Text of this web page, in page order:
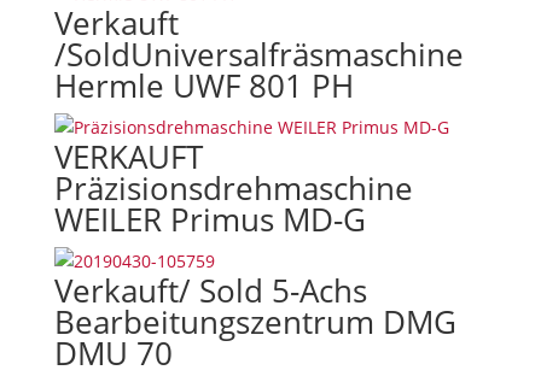
Verkauft
/SoldUniversalfräsmaschine
Hermle UWF 801 PH
VERKAUFT
Präzisionsdrehmaschine
WEILER Primus MD-G
Verkauft/ Sold 5-Achs
Bearbeitungszentrum DMG
DMU 70